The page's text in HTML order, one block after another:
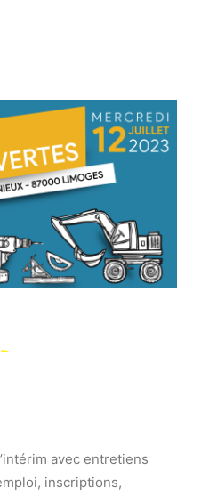
avec entretiens
inscriptions,